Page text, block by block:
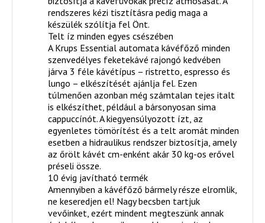
rendszeres kézi tisztításra pedig maga a
készülék szólítja fel Önt.
Telt íz minden egyes csészében
A Krups Essential automata kávéfőző minden
szenvedélyes feketekávé rajongó kedvében
járva 3 féle kávétípus – ristretto, espresso és
lungo – elkészítését ajánlja fel. Ezen
túlmenően azonban még számtalan tejes italt
is elkészíthet, például a bársonyosan sima
cappuccínót. A kiegyensúlyozott ízt, az
egyenletes tömörítést és a telt aromát minden
esetben a hidraulikus rendszer biztosítja, amely
az őrölt kávét cm-enként akár 30 kg-os erővel
préseli össze.
10 évig javítható termék
Amennyiben a kávéfőző bármely része elromlik,
ne keseredjen el! Nagy becsben tartjuk
vevőinket, ezért mindent megteszünk annak